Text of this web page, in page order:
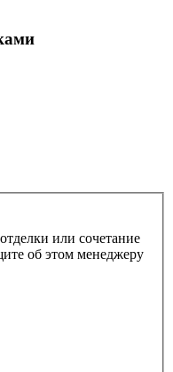
или сочетание
об этом менеджеру